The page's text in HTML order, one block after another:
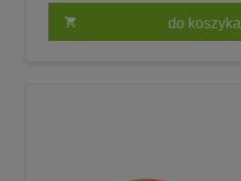
do koszyka